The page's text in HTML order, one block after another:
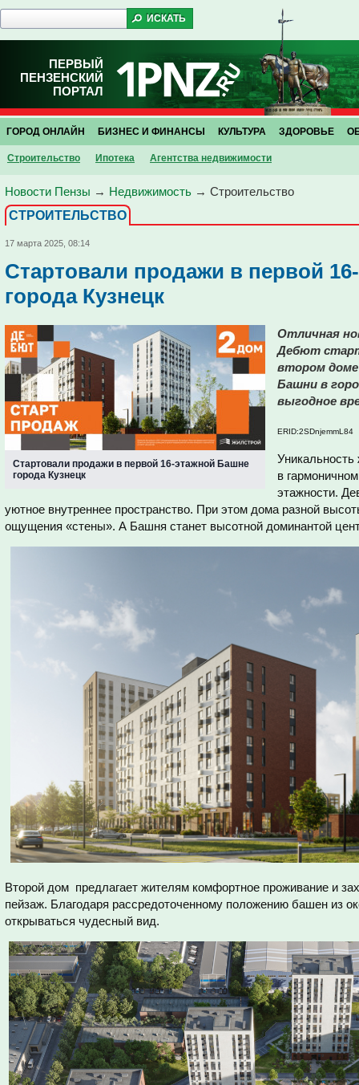
ПЕРВЫЙ
ПЕНЗЕНСКИЙ
ПОРТАЛ
ГОРОД ОНЛАЙН БИЗНЕС И ФИНАНСЫ КУЛЬТУРА ЗДОРОВЬЕ
Строительство Ипотека Агентства недвижимости
Новости Пензы → Недвижимость → Строительство
СТРОИТЕЛЬСТВО
17 марта 2025, 08:14
Стартовали продажи в первой
города Кузнецк
Стартовали продажи в первой 16-этажной Башне
города Кузнецк
Отличная
Дебют
втором
Башни в
выгодное
ERID:2SDnjemmL84
в
этажности.
уютное внутреннее пространство. При этом дома разной
ощущения «стены». А Башня станет высотной доминантой
Второй дом предлагает жителям комфортное проживание и
пейзаж. Благодаря рассредоточенному положению башен из
открываться чудесный вид.